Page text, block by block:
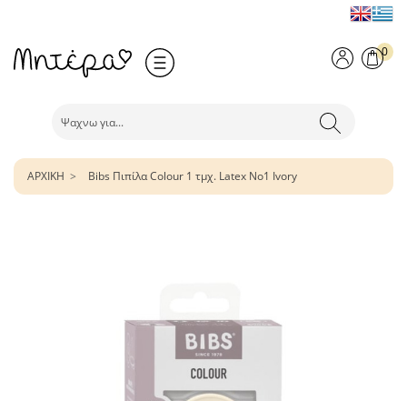
0
ΑΡΧΙΚΗ Bibs Πιπίλα Colour 1 τμχ. Latex No1 Ivory